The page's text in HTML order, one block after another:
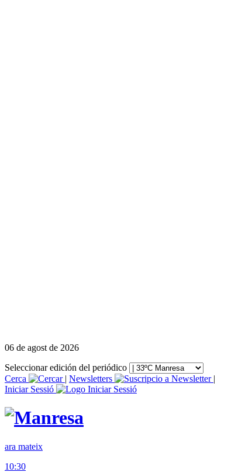
06 de agost de 2026
Seleccionar edición del periódico
Cerca
| Newsletters
|
Iniciar Sessió
ara mateix
10:30